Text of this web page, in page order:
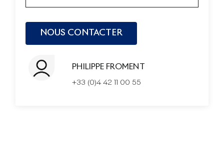
PHILIPPE FROMENT
+33 (0)4 42 11 00 55